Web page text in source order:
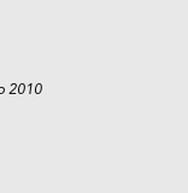
2010